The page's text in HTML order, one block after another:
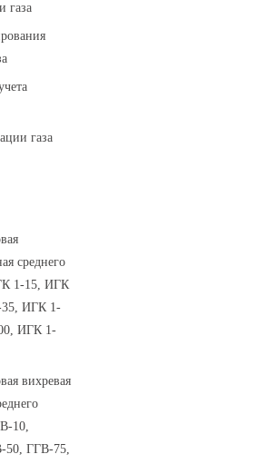
газа
газа
среднего
1-15, ИГК
ИГК 1-
ИГК 1-
вихревая
10,
50, ГГВ-75,